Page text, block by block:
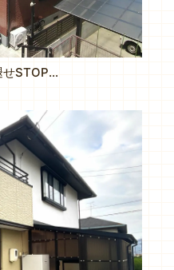
岡山県赤磐市_外壁塗装_色褪せSTOP！遮熱無機フッ素で汚れにくい外壁へ🏠✨